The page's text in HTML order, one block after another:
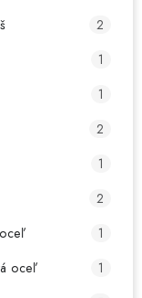
2
1
1
2
1
2
1
oceľ
1